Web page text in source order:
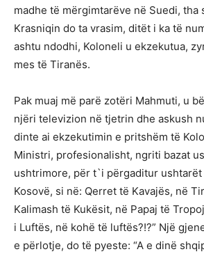
madhe të mërgimtarëve në Suedi, tha
Krasniqin do ta vrasim, ditët i ka të
ashtu ndodhi, Koloneli u ekzekutua,
mes të Tiranës.
Pak muaj më parë zotëri Mahmuti, u
njëri televizion në tjetrin dhe askush
dinte ai ekzekutimin e pritshëm të
Ministri, profesionalisht, ngriti bazat
ushtrimore, për t`i përgaditur
Kosovë, si në: Qerret të Kavajës, në
Kalimash të Kukësit, në Papaj të
i Luftës, në kohë të luftës?!?” Një
e përlotje, do të pyeste: “A e dinë